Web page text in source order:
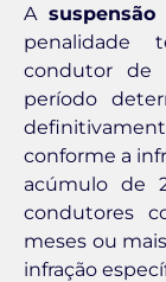
A
penalidade
condutor de
período
conforme a
acúmulo de
condutores
meses ou
infração